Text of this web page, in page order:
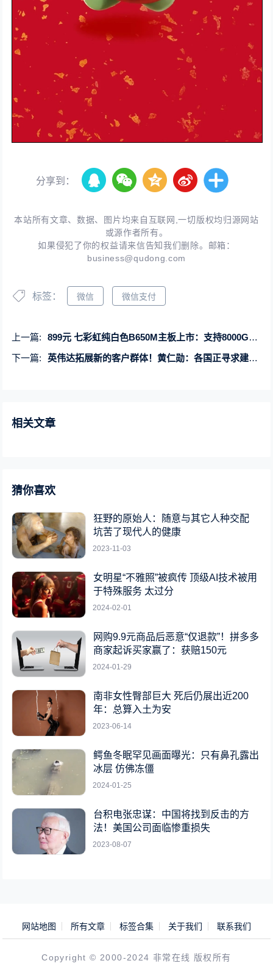
分享到：
本站所有文章、数据、图片均来自互联网,一切版权均归源网站
或源作者所有。
如果侵犯了你的权益请来信告知我们删除。邮箱：
business@qudong.com
标签： 微信 微信支付
上一篇:
899元 七彩虹纯白色B650M主板上市：支持8000G系列APU
下一篇:
英伟达拓展新的客户群体！黄仁勋：各国正寻求建设自主AI设施
相关文章
猜你喜欢
狂野的原始人：随意与其它人种交配
坑苦了现代人的健康
2023-11-03
女明星“不雅照”被疯传 顶级AI技术被用
于特殊服务 太过分
2024-02-01
网购9.9元商品后恶意“仅退款”！拼多多
商家起诉买家赢了：获赔150元
2024-01-29
南非女性臀部巨大 死后仍展出近200
年：总算入土为安
2023-06-14
鳄鱼冬眠罕见画面曝光：只有鼻孔露出
冰层 仿佛冻僵
2024-01-25
台积电张忠谋：中国将找到反击的方
法！美国公司面临惨重损失
2023-08-07
网站地图 所有文章 标签合集 关于我们 联系我们
Copyright © 2000-2024 非常在线 版权所有